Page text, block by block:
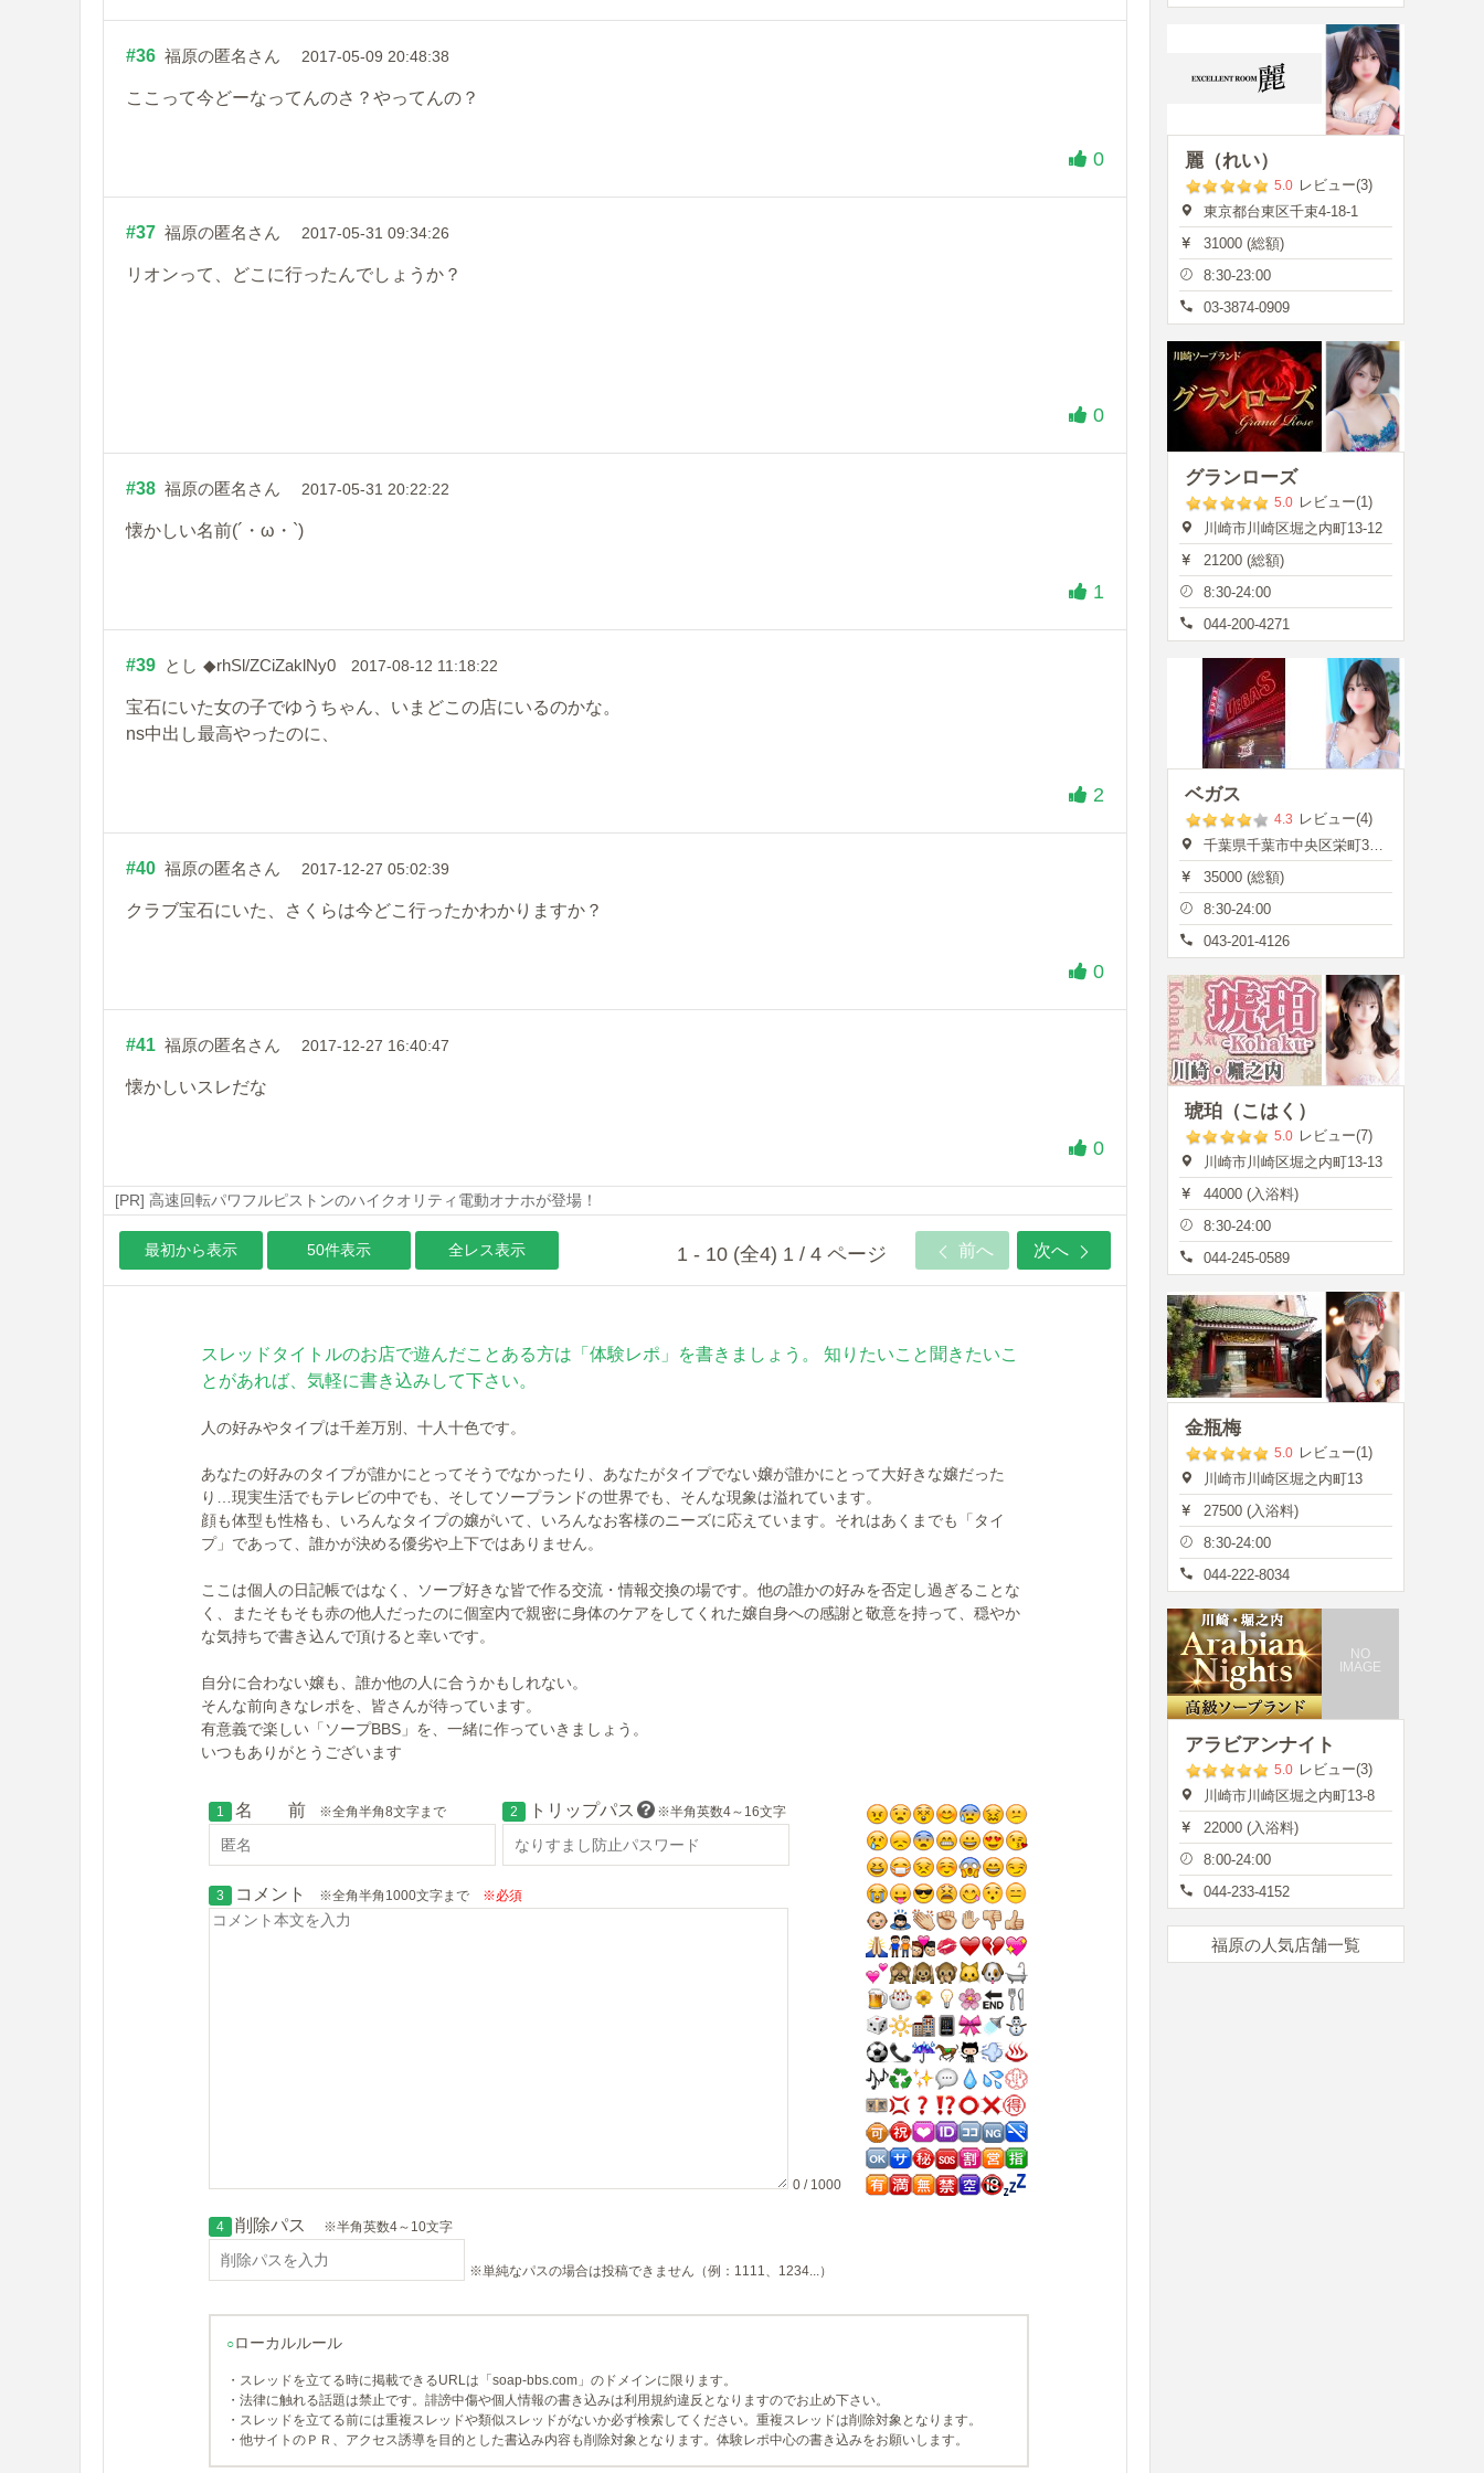
#36 福原の匿名さん 2017-05-09 20:48:38
ここって今どーなってんのさ？やってんの？
0
#37 福原の匿名さん 2017-05-31 09:34:26
リオンって、どこに行ったんでしょうか？
0
#38 福原の匿名さん 2017-05-31 20:22:22
懐かしい名前(´・ω・`)
1
#39 とし ◆rhSl/ZCiZaklNy0 2017-08-12 11:18:22
宝石にいた女の子でゆうちゃん、いまどこの店にいるのかな。
ns中出し最高やったのに、
2
#40 福原の匿名さん 2017-12-27 05:02:39
クラブ宝石にいた、さくらは今どこ行ったかわかりますか？
0
#41 福原の匿名さん 2017-12-27 16:40:47
懐かしいスレだな
0
[PR] 高速回転パワフルピストンのハイクオリティ電動オナホが登場！
最初から表示 50件表示 全レス表示 1 - 10 (全4) 1 / 4 ページ 前へ 次へ
スレッドタイトルのお店で遊んだことある方は「体験レポ」を書きましょう。 知りたいこと聞きたいこ
とがあれば、気軽に書き込みして下さい。
人の好みやタイプは千差万別、十人十色です。
あなたの好みのタイプが誰かにとってそうでなかったり、あなたがタイプでない嬢が誰かにとって大好きな嬢だった
り…現実生活でもテレビの中でも、そしてソープランドの世界でも、そんな現象は溢れています。
顔も体型も性格も、いろんなタイプの嬢がいて、いろんなお客様のニーズに応えています。それはあくまでも「タイ
プ」であって、誰かが決める優劣や上下ではありません。
ここは個人の日記帳ではなく、ソープ好きな皆で作る交流・情報交換の場です。他の誰かの好みを否定し過ぎることな
く、またそもそも赤の他人だったのに個室内で親密に身体のケアをしてくれた嬢自身への感謝と敬意を持って、穏やか
な気持ちで書き込んで頂けると幸いです。
自分に合わない嬢も、誰か他の人に合うかもしれない。
そんな前向きなレポを、皆さんが待っています。
有意義で楽しい「ソープBBS」を、一緒に作っていきましょう。
いつもありがとうございます
1 名 前 ※全角半角8文字まで 2 トリップパス ※半角英数4～16文字
3 コメント ※全角半角1000文字まで ※必須
0 / 1000
4 削除パス ※半角英数4～10文字
※単純なパスの場合は投稿できません（例：1111、1234...）
○ローカルルール
・スレッドを立てる時に掲載できるURLは「soap-bbs.com」のドメインに限ります。
・法律に触れる話題は禁止です。誹謗中傷や個人情報の書き込みは利用規約違反となりますのでお止め下さい。
・スレッドを立てる前には重複スレッドや類似スレッドがないか必ず検索してください。重複スレッドは削除対象となります。
・他サイトのＰＲ、アクセス誘導を目的とした書込み内容も削除対象となります。体験レポ中心の書き込みをお願いします。
麗（れい）
5.0 レビュー(3)
東京都台東区千束4-18-1
31000 (総額)
8:30-23:00
03-3874-0909
グランローズ
5.0 レビュー(1)
川崎市川崎区堀之内町13-12
21200 (総額)
8:30-24:00
044-200-4271
ベガス
4.3 レビュー(4)
千葉県千葉市中央区栄町35-7
35000 (総額)
8:30-24:00
043-201-4126
琥珀（こはく）
5.0 レビュー(7)
川崎市川崎区堀之内町13-13
44000 (入浴料)
8:30-24:00
044-245-0589
金瓶梅
5.0 レビュー(1)
川崎市川崎区堀之内町13
27500 (入浴料)
8:30-24:00
044-222-8034
NO
IMAGE
アラビアンナイト
5.0 レビュー(3)
川崎市川崎区堀之内町13-8
22000 (入浴料)
8:00-24:00
044-233-4152
福原の人気店舗一覧